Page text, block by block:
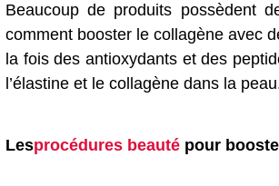
Beaucoup de produits possèdent
comment booster le collagène avec
la fois des antioxydants et des
l’élastine et le collagène dans la
Lesprocédures beauté pour